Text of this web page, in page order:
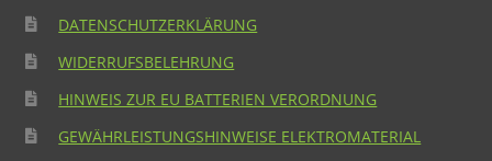
DATENSCHUTZERKLÄRUNG
WIDERRUFSBELEHRUNG
HINWEIS ZUR EU BATTERIEN VERORDNUNG
GEWÄHRLEISTUNGSHINWEISE ELEKTROMATERIAL